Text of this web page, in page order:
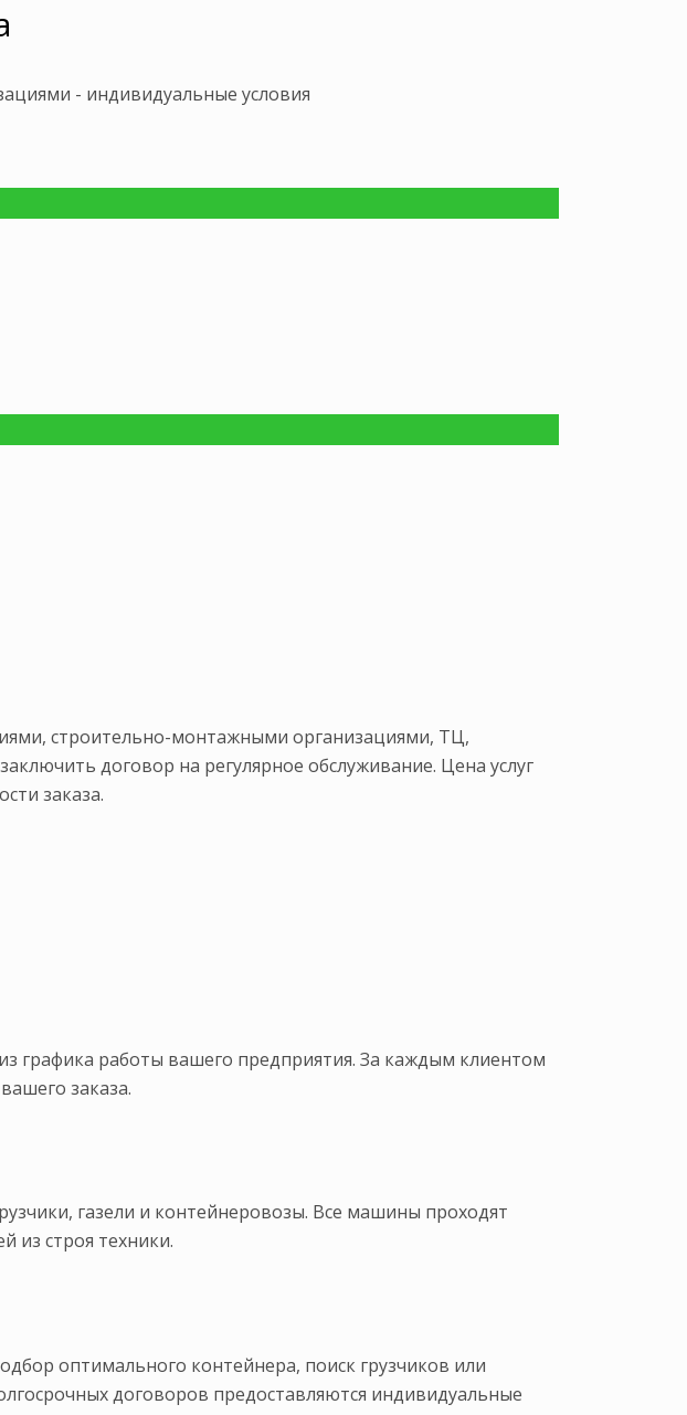
- индивидуальные условия
строительно-монтажными организациями, ТЦ,
договор на регулярное обслуживание. Цена услуг
заказа.
графика работы вашего предприятия. За каждым клиентом
заказа.
газели и контейнеровозы. Все машины проходят
из строя техники.
оптимального контейнера, поиск грузчиков или
договоров предоставляются индивидуальные